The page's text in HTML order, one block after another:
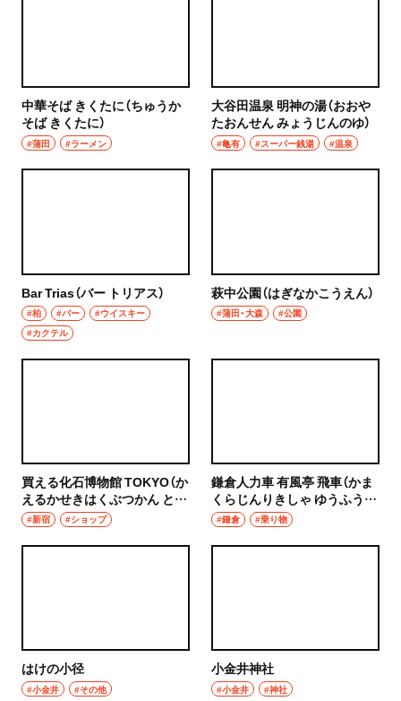
つくば
守谷
取手
前橋
高崎
草加
越谷
春日部
大宮
コーヒー
ラーメン・つけ麺
モーニング
食べ歩き
ランチ
野菜料理
海鮮
居酒屋・バー
居酒屋
中華そば きくたに（ちゅうか
そば きくたに）
#蒲田 #ラーメン
大谷田温泉 明神の湯（おおや
たおんせん みょうじんのゆ）
#亀有 #スーパー銭湯 #温泉
Bar Trias（バー トリアス）
#柏 #バー
#ウイスキー
#カクテル
萩中公園（はぎなかこうえん）
#蒲田・大森 #公園
買える化石博物館 TOKYO（か
えるかせきはくぶつかん とう
きょう）
#新宿 #ショップ
鎌倉人力車 有風亭 飛車（かま
くらじんりきしゃ ゆうふうて
い とびぐるま）
#鎌倉 #乗り物
はけの小径
#小金井 #その他
小金井神社
#小金井 #神社